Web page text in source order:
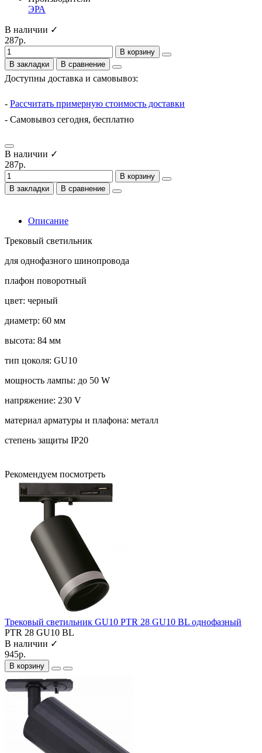
ЭРА
В наличии ✓
287р.
В корзину
В закладки
В сравнение
Доступны доставка и самовывоз:
- Рассчитать примерную стоимость доставки
- Самовывоз сегодня, бесплатно
В наличии ✓
287р.
В корзину
В закладки
В сравнение
Описание
Трековый светильник
для однофазного шинопровода
плафон поворотный
цвет: черный
диаметр: 60 мм
высота: 84 мм
тип цоколя: GU10
мощность лампы: до 50 W
напряжение: 230 V
материал арматуры и плафона: металл
степень защиты IP20
Рекомендуем посмотреть
Трековый светильник GU10 PTR 28 GU10 BL однофазный
PTR 28 GU10 BL
В наличии ✓
945р.
В корзину